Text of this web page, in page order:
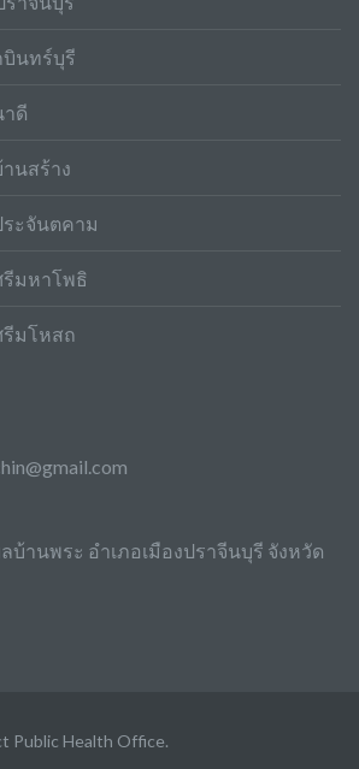
นทร์บุรี
ดี
นสร้าง
ะจันตคาม
มหาโพธิ
มโหสถ
บ้านพระ อำเภอเมืองปราจีนบุรี จังหวัด
Public Health Office.